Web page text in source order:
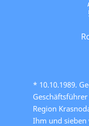
* 10.10.1989.
Region
Ihm und